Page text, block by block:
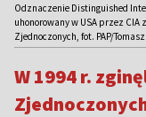
Odznaczenie Distinguished
uhonorowany w USA przez
Zjednoczonych, fot. PAP/
W 1994 r.